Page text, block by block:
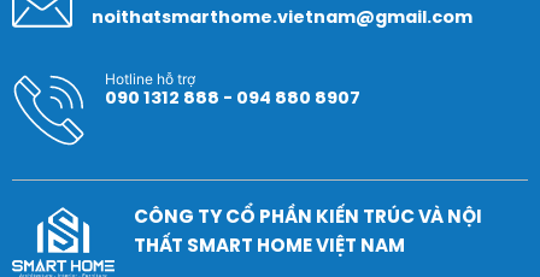
noithatsmarthome.vietnam@gmail.com
Hotline hỗ trợ
090 1312 888 - 094 880 8907
CÔNG TY CỔ PHẦN KIẾN TRÚC VÀ NỘI
THẤT SMART HOME VIỆT NAM